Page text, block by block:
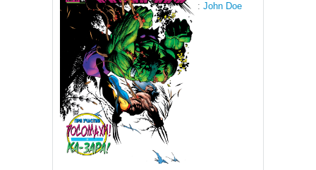
: John Doe